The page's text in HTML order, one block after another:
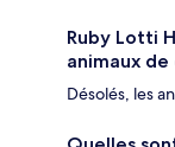
Ruby Lotti
animaux
Désolés, les